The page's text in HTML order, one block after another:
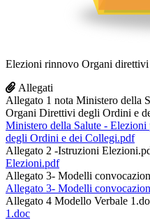
Elezioni rinnovo Organi
Allegati
Allegato 1 nota Ministero della
Organi Direttivi degli Ordini e
Ministero della Salute -
degli Ordini e dei Collegi.pdf
Allegato 2 -Istruzioni
Elezioni.pdf
Allegato 3- Modelli
Allegato 3- Modelli
Allegato 4 Modello Verbale
1.doc